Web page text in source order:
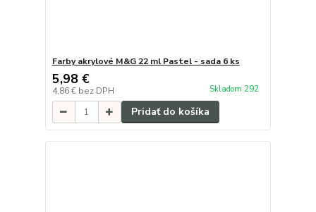
Farby akrylové M&G 22 ml Pastel - sada 6 ks
5,98 €
4,86 € bez DPH Skladom 292
Pridať do košíka